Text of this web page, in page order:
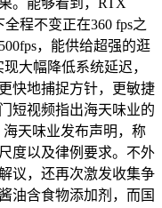
。能够看到，RTX
程不变正在360 fps之
，能供给超强的逛
大幅降低系统延迟，
快地捕捉方针，更敏捷
短视频指出海天味业的
海天味业发布声明，称
度以及律例要求。不外
议，还再次激发收集争
油含食物添加剂，而国